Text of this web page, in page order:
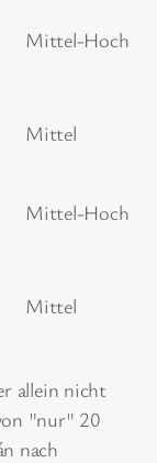
Mittel-Hoch
Mittel
Mittel-Hoch
Mittel
allein nicht
"nur" 20
nach